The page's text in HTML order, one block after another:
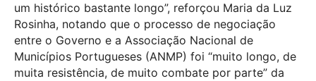
um histórico bastante longo”, reforçou Maria da Luz
Rosinha, notando que o processo de negociação
entre o Governo e a Associação Nacional de
Municípios Portugueses (ANMP) foi “muito longo, de
muita resistência, de muito combate por parte” da